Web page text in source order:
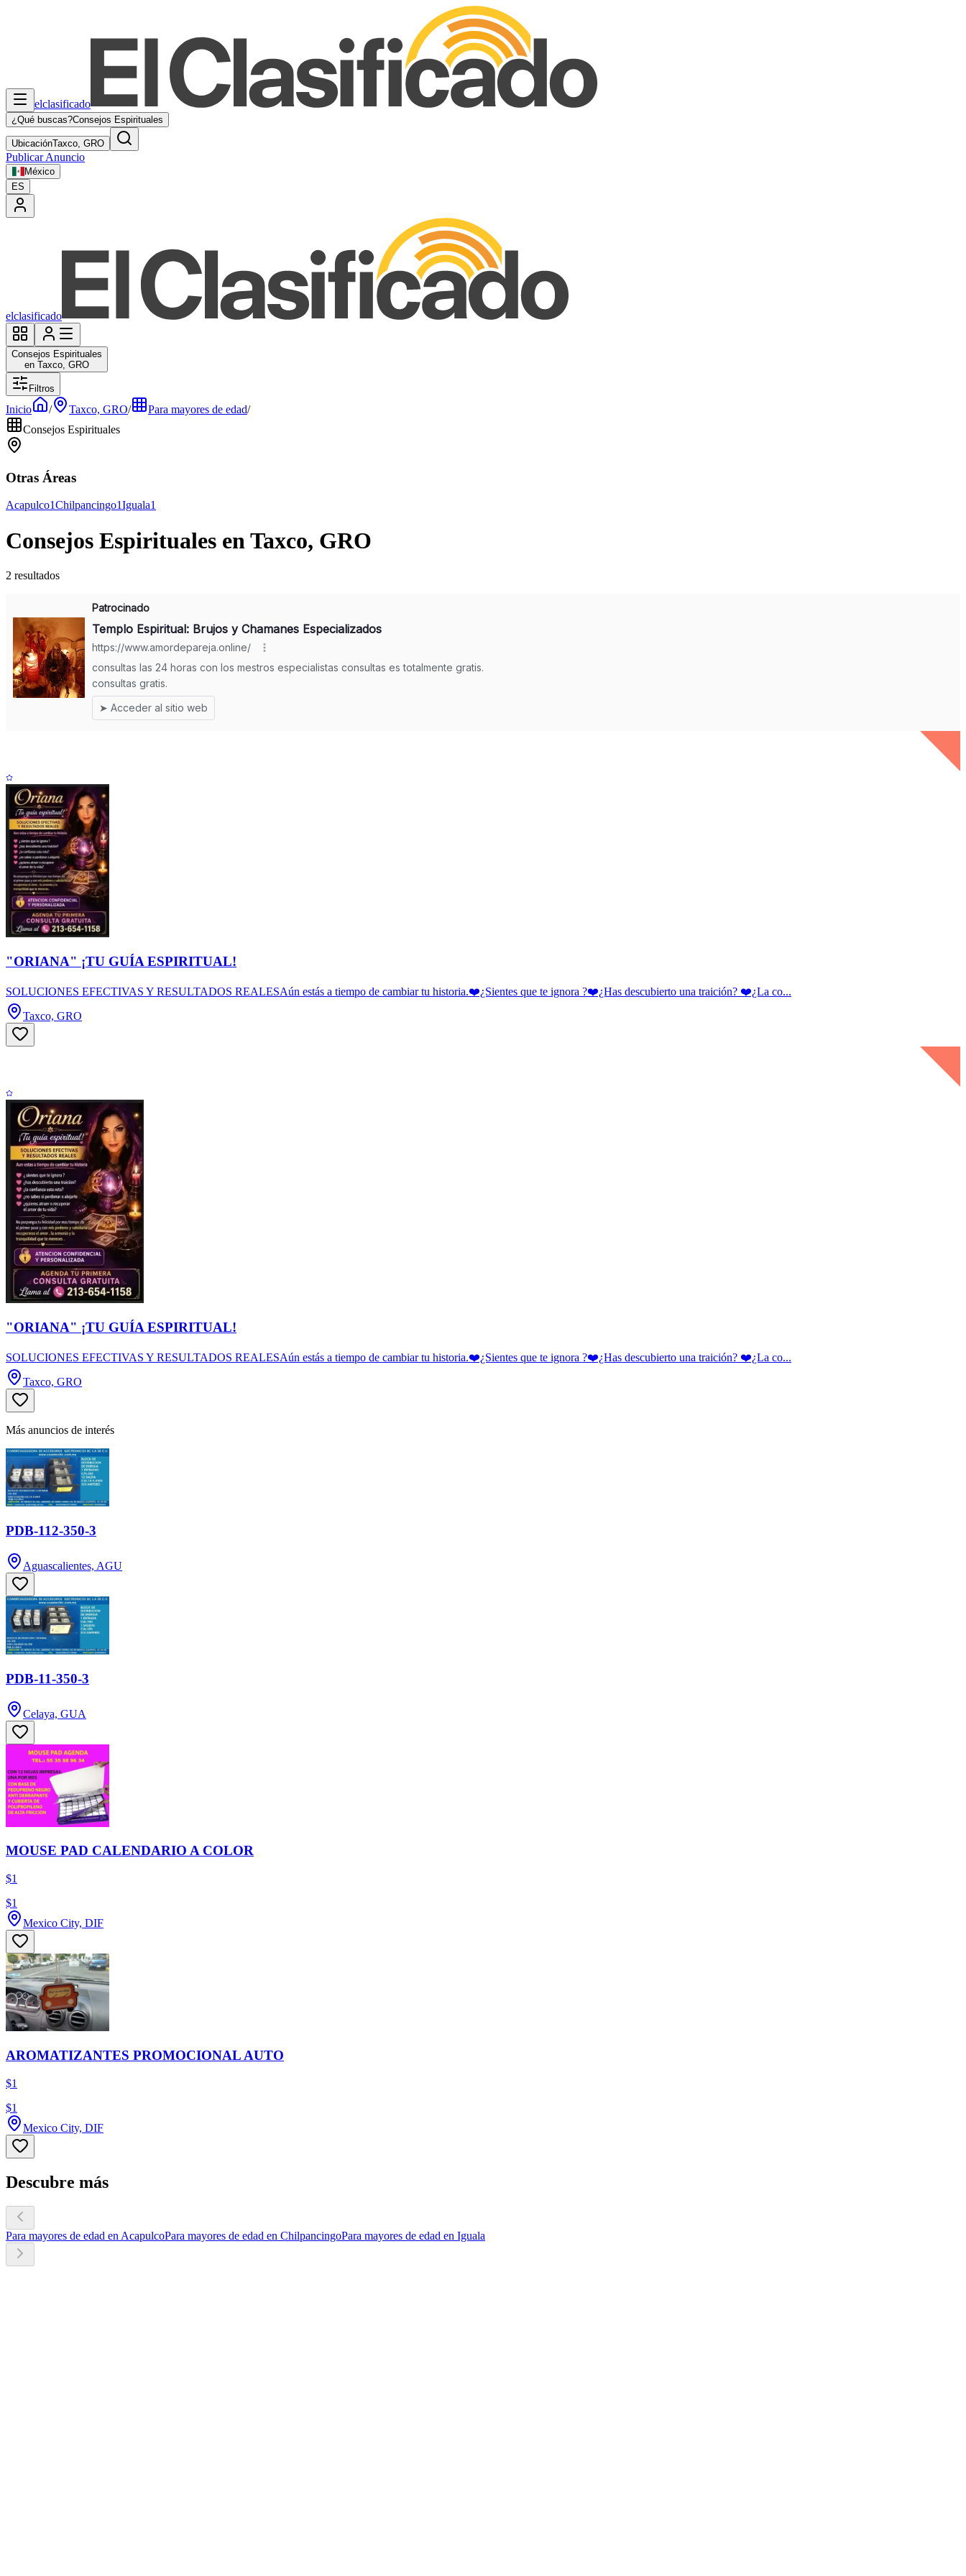
elclasificado
¿Qué buscas?Consejos Espirituales
UbicaciónTaxco, GRO
Publicar Anuncio
México
ES
elclasificado
Consejos Espirituales
en Taxco, GRO
Filtros
Inicio / Taxco, GRO/ Para mayores de edad/
Consejos Espirituales
Otras Áreas
Acapulco1Chilpancingo1Iguala1
Consejos Espirituales en Taxco, GRO
2 resultados
"ORIANA" ¡TU GUÍA ESPIRITUAL!
SOLUCIONES EFECTIVAS Y RESULTADOS REALESAún estás a tiempo de cambiar tu historia.❤️¿Sientes que te ignora ?❤️¿Has descubierto una traición? ❤️¿La co...
Taxco, GRO
"ORIANA" ¡TU GUÍA ESPIRITUAL!
SOLUCIONES EFECTIVAS Y RESULTADOS REALESAún estás a tiempo de cambiar tu historia.❤️¿Sientes que te ignora ?❤️¿Has descubierto una traición? ❤️¿La co...
Taxco, GRO
Más anuncios de interés
PDB-112-350-3
Aguascalientes, AGU
PDB-11-350-3
Celaya, GUA
MOUSE PAD CALENDARIO A COLOR
$1
$1
Mexico City, DIF
AROMATIZANTES PROMOCIONAL AUTO
$1
$1
Mexico City, DIF
Descubre más
Para mayores de edad en AcapulcoPara mayores de edad en ChilpancingoPara mayores de edad en Iguala